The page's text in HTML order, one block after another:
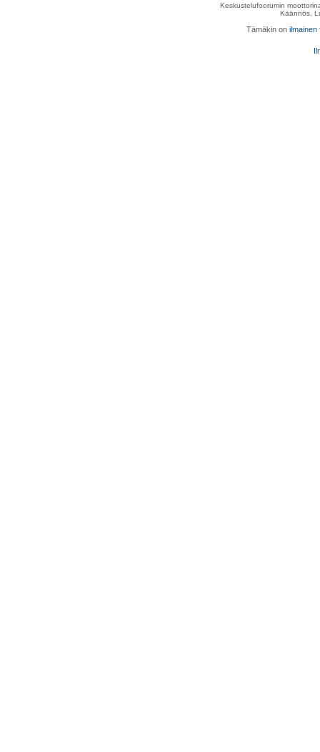
Keskustelufoorumin
Käännös,
Tämäkin on ilmainen